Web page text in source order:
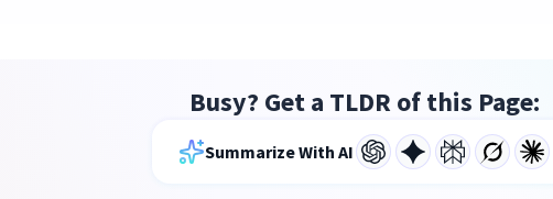
Busy? Get a TLDR of this Page:
Summarize With AI